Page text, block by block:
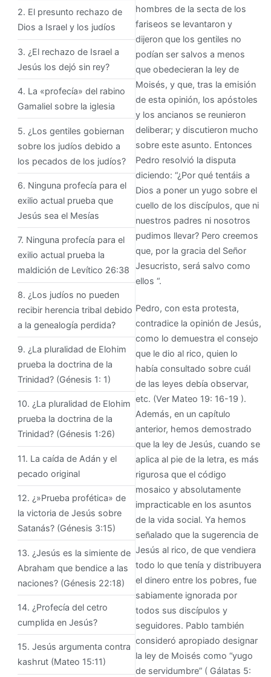
hombres de la secta de los
fariseos se levantaron y
dijeron que los gentiles no
podían ser salvos a menos
que obedecieran la ley de
Moisés, y que, tras la emisión
de esta opinión, los apóstoles
y los ancianos se reunieron
deliberar; y discutieron mucho
sobre este asunto. Entonces
Pedro resolvió la disputa
diciendo: “¿Por qué tentáis a
Dios a poner un yugo sobre el
cuello de los discípulos, que ni
nuestros padres ni nosotros
pudimos llevar? Pero creemos
que, por la gracia del Señor
Jesucristo, será salvo como
ellos “.
Pedro, con esta protesta,
contradice la opinión de Jesús,
como lo demuestra el consejo
que le dio al rico, quien lo
había consultado sobre cuál
de las leyes debía observar,
etc. (Ver Mateo 19: 16-19 ).
Además, en un capítulo
anterior, hemos demostrado
que la ley de Jesús, cuando se
aplica al pie de la letra, es más
rigurosa que el código
mosaico y absolutamente
impracticable en los asuntos
de la vida social. Ya hemos
señalado que la sugerencia de
Jesús al rico, de que vendiera
todo lo que tenía y distribuyera
el dinero entre los pobres, fue
sabiamente ignorada por
todos sus discípulos y
seguidores. Pablo también
consideró apropiado designar
la ley de Moisés como “yugo
de servidumbre” ( Gálatas 5:
2. El presunto rechazo de
Dios a Israel y los judíos
3. ¿El rechazo de Israel a
Jesús los dejó sin rey?
4. La «profecía» del rabino
Gamaliel sobre la iglesia
5. ¿Los gentiles gobiernan
sobre los judíos debido a
los pecados de los judíos?
6. Ninguna profecía para el
exilio actual prueba que
Jesús sea el Mesías
7. Ninguna profecía para el
exilio actual prueba la
maldición de Levítico 26:38
8. ¿Los judíos no pueden
recibir herencia tribal debido
a la genealogía perdida?
9. ¿La pluralidad de Elohim
prueba la doctrina de la
Trinidad? (Génesis 1: 1)
10. ¿La pluralidad de Elohim
prueba la doctrina de la
Trinidad? (Génesis 1:26)
11. La caída de Adán y el
pecado original
12. ¿»Prueba profética» de
la victoria de Jesús sobre
Satanás? (Génesis 3:15)
13. ¿Jesús es la simiente de
Abraham que bendice a las
naciones? (Génesis 22:18)
14. ¿Profecía del cetro
cumplida en Jesús?
15. Jesús argumenta contra
kashrut (Mateo 15:11)